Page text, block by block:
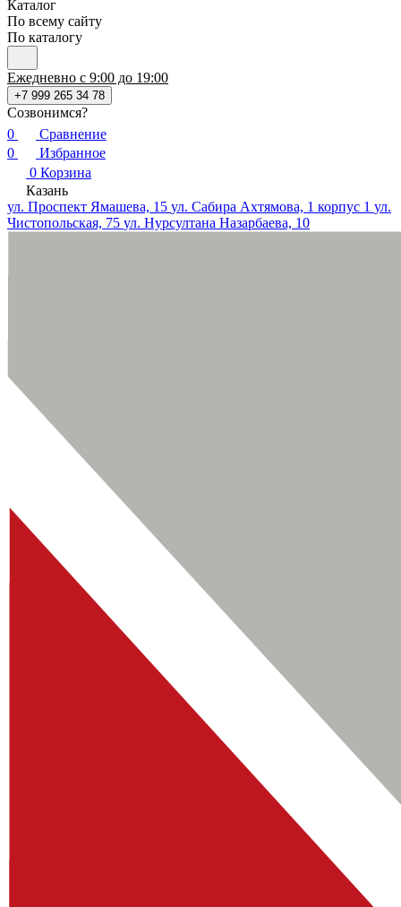
Каталог
По всему сайту
По каталогу
Ежедневно с 9:00 до 19:00
+7 999 265 34 78
Созвонимся?
0
Сравнение
0
Избранное
0 Корзина
Казань
ул. Проспект Ямашева, 15 ул. Сабира Ахтямова, 1 корпус 1 ул.
Чистопольская, 75 ул. Нурсултана Назарбаева, 10